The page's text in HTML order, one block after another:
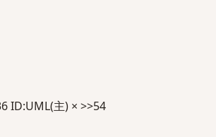
ID:UML(主) × >>54